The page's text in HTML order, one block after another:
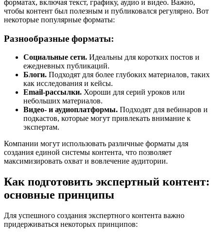
форматах, включая текст, графику, аудио и видео. Важно,
чтобы контент был полезным и публиковался регулярно. Вот
некоторые популярные форматы:
Разнообразные форматы:
Социальные сети. Идеальны для коротких постов и
ежедневных публикаций.
Блоги. Подходят для более глубоких материалов, таких
как исследования и кейсы.
Email-рассылки. Хороши для серий уроков или
небольших материалов.
Видео- и аудиоплатформы. Подходят для вебинаров и
подкастов, которые могут привлекать внимание к
экспертам.
Компании могут использовать различные форматы для
создания единой системы контента, что позволяет
максимизировать охват и вовлечение аудитории.
Как подготовить экспертный контент:
основные принципы
Для успешного создания экспертного контента важно
придерживаться некоторых принципов: